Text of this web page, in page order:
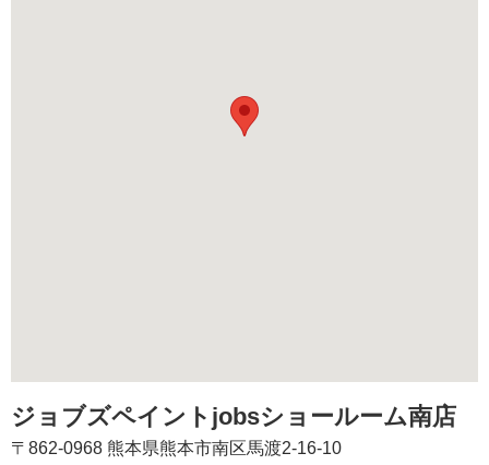
ジョブズペイントjobsショールーム南店
〒862-0968 熊本県熊本市南区馬渡2-16-10